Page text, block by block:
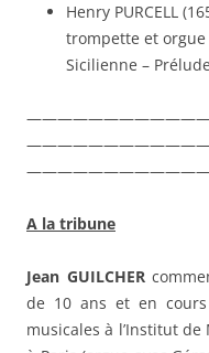
Henry PURCELL
trompette et orgue
Sicilienne –
A la tribune
Jean GUILCHER
de 10 ans et en
musicales à l’Institut